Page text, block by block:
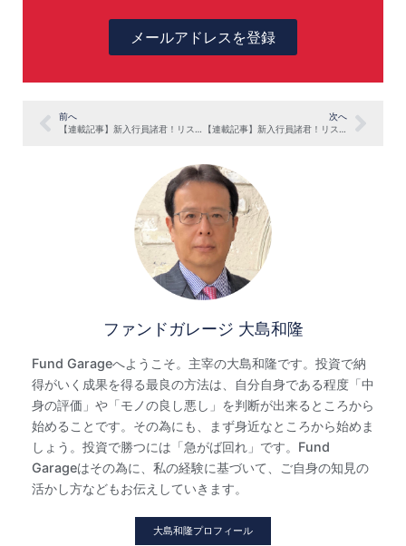
メールアドレスを登録
前へ
【連載記事】新入行員諸君！リスク商品でござる vol.11「お客様を知る⑦ 金融知識の自信」
次へ
【連載記事】新入行員諸君！リスク商品でござる vol.13「お客様を知る⑨ 専門家への信認」
ファンドガレージ 大島和隆
Fund Garageへようこそ。主宰の大島和隆です。投資で納
得がいく成果を得る最良の方法は、自分自身である程度「中
身の評価」や「モノの良し悪し」を判断が出来るところから
始めることです。その為にも、まず身近なところから始めま
しょう。投資で勝つには「急がば回れ」です。Fund
Garageはその為に、私の経験に基づいて、ご自身の知見の
活かし方などもお伝えしていきます。
大島和隆プロフィール